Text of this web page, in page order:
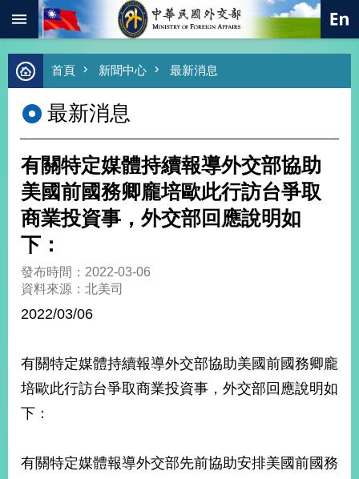
跳到主要內容區塊
進
階
尋
熱
總
合
外
交
價
值
經
濟
日
不
台
首頁 新聞中心 最新消息
最新消息
有關特定媒體持續報導外交部協助
美國前國務卿龐培歐此行訪台爭取
商業投資事，外交部回應說明如
下：
發布時間：2022-03-06
資料來源：北美司
2022/03/06
有關特定媒體持續報導外交部協助美國前國務卿龐
培歐此行訪台爭取商業投資事，外交部回應說明如
下：
有關特定媒體報導外交部先前協助安排美國前國務